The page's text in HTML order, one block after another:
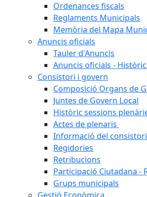
Ordenances fiscals
Reglaments Municipals
Memòria del Mapa
Anuncis oficials
Tauler d'Anuncis
Anuncis oficials -
Consistori i govern
Composició Organs de
Juntes de Govern Local
Històric sessions
Actes de plenaris
Informació del consistori
Regidories
Retribucions
Participació Ciutadana -
Grups municipals